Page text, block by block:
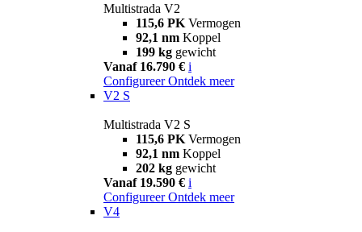
Multistrada V2
115,6 PK Vermogen
92,1 nm Koppel
199 kg gewicht
Vanaf 16.790 € i
Configureer Ontdek meer
V2 S
Multistrada V2 S
115,6 PK Vermogen
92,1 nm Koppel
202 kg gewicht
Vanaf 19.590 € i
Configureer Ontdek meer
V4